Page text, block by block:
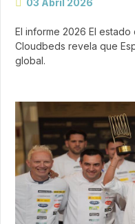
03 Abril 2026
El informe 2026 El
Cloudbeds revela que
global.